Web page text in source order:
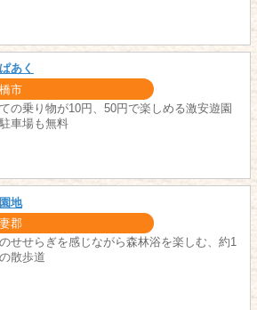
あく
市
の乗り物が10円、50円で楽しめる激安遊園
車場も無料
地
郡
せせらぎを感じながら森林浴を楽しむ、約1
散歩道